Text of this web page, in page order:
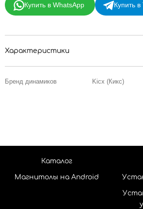
Купить в WhatsApp Купить
Характеристики
Бренд динамиков Kicx (Кикс)
Каталог
Магнитолы на Android